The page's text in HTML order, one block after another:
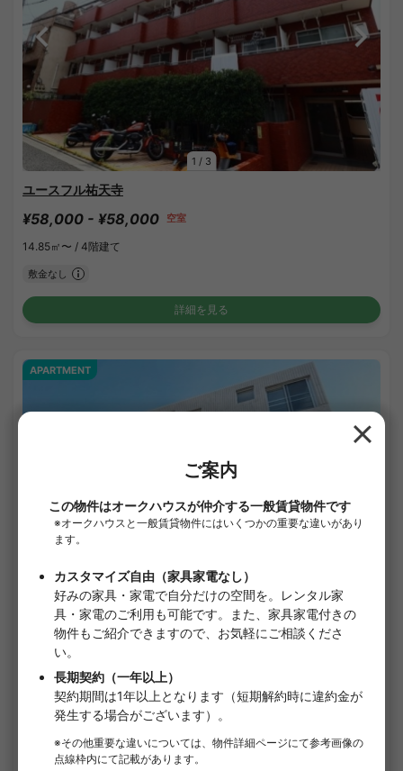
1 / 3
ユースフル祐天寺
¥58,000 - ¥58,000 空室
14.85㎡〜 / 4階建て
敷金なし
詳細を見る
/ 1
APARTMENT
LEGALAND祐天寺
¥141,000 - ¥141,000
22.01㎡〜 /4階建て
詳細を見る